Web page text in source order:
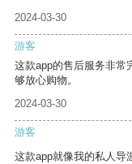
2024-03-30
游客
这款app的售后服务非常
够放心购物。
2024-03-30
游客
这款app就像我的私人导